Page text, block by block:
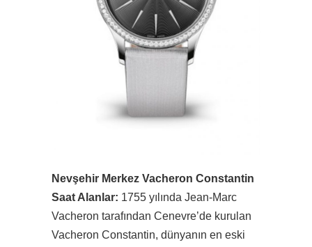
Nevşehir Merkez Vacheron Constantin
Saat Alanlar: 1755 yılında Jean-Marc
Vacheron tarafından Cenevre’de kurulan
Vacheron Constantin, dünyanın en eski